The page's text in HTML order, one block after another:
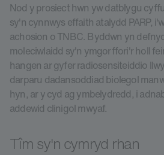
Nod y prosiect hwn yw datblygu
sy'n cynnwys effaith atalydd PARP,
achosion o TNBC. Byddwn yn
moleciwlaidd sy'n ymgorffori'r holl
hangen ar gyfer radiosensiteiddio
darparu dadansoddiad biolegol
hyn, ar y cyd ag ymbelydredd, i
addewid clinigol mwyaf.
Tîm sy'n cymryd rhan